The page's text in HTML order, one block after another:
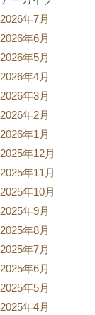
2026年7月
2026年6月
2026年5月
2026年4月
2026年3月
2026年2月
2026年1月
2025年12月
2025年11月
2025年10月
2025年9月
2025年8月
2025年7月
2025年6月
2025年5月
2025年4月